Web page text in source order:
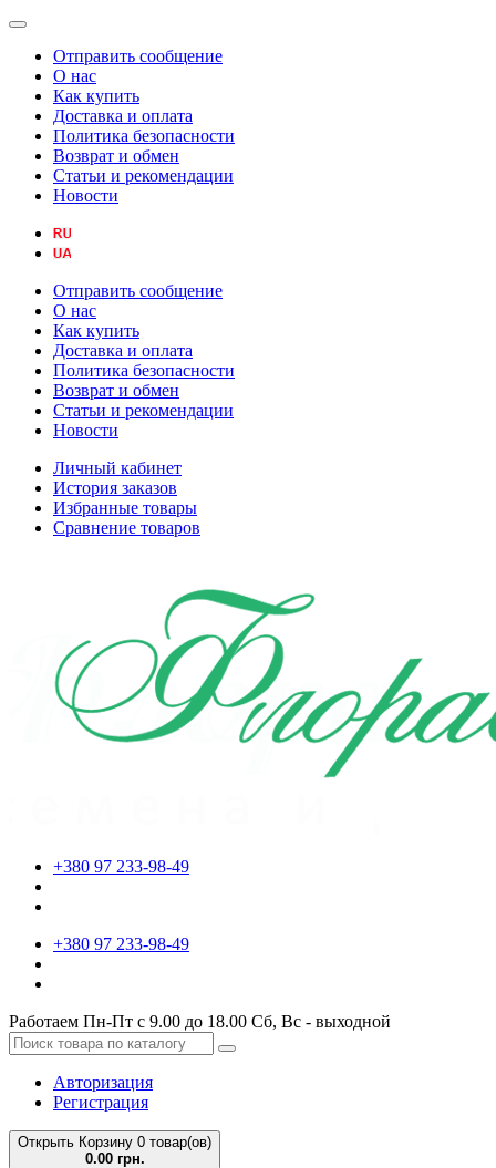
Отправить сообщение
О нас
Как купить
Доставка и оплата
Политика безопасности
Возврат и обмен
Статьи и рекомендации
Новости
Отправить сообщение
О нас
Как купить
Доставка и оплата
Политика безопасности
Возврат и обмен
Статьи и рекомендации
Новости
Личный кабинет
История заказов
Избранные товары
Сравнение товаров
+380 97 233-98-49
+380 97 233-98-49
Работаем Пн-Пт с 9.00 до 18.00 Сб, Вс - выходной
Авторизация
Регистрация
Открыть Корзину 0 товар(ов)
0.00 грн.